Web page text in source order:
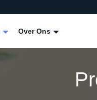
Over Ons